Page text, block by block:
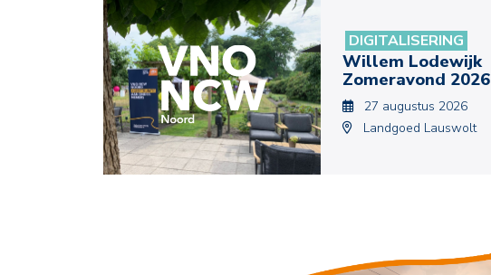
DIGITALISERING
Willem Lodewijk
Zomeravond 2026
27 augustus 2026
Landgoed Lauswolt